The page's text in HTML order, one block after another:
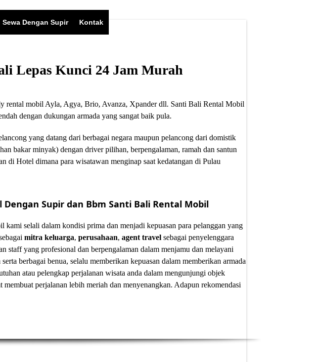
Sewa Dengan Supir Kontak
Lepas Kunci 24 Jam Murah
rental mobil Ayla, Agya, Brio, Avanza, Xpander dll. Santi Bali Rental Mobil
dengan dukungan armada yang sangat baik pula.
yang datang dari berbagai negara maupun pelancong dari domistik
bakar minyak) dengan driver pilihan, berpengalaman, ramah dan santun
di Hotel dimana para wisatawan menginap saat kedatangan di Pulau
Supir dan Bbm Santi Bali Rental Mobil
kami selali dalam kondisi prima dan menjadi kepuasan para pelanggan yang
mitra keluarga, perusahaan, agent travel sebagai penyelenggara
staff yang profesional dan berpengalaman dalam menjamu dan melayani
berbagai benua, selalu memberikan kepuasan dalam memberikan armada
atau pelengkap perjalanan wisata anda dalam mengunjungi objek
perjalanan lebih meriah dan menyenangkan. Adapun rekomendasi